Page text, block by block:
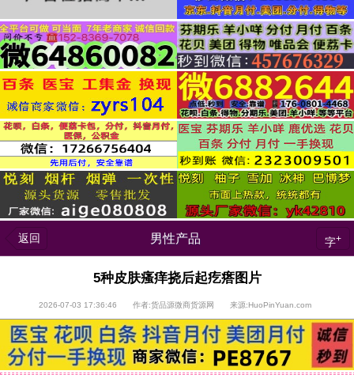
返回 男性产品 字+
5种皮肤瘙痒挠后起疙瘩图片
2026-07-03 17:36:46 作者:货品源微商货源网 来源:HuoPinYuan.com